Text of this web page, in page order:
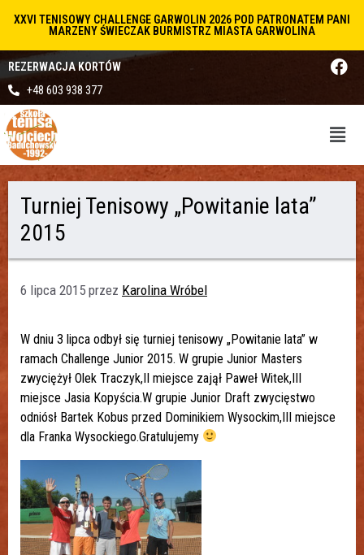
XXVI TENISOWY CHALLENGE GARWOLIN 2026 POD PATRONATEM PANI
MARZENY ŚWIECZAK BURMISTRZ MIASTA GARWOLINA
REZERWACJA KORTÓW
+48 603 938 377
Turniej Tenisowy „Powitanie lata”
2015
6 lipca 2015 przez Karolina Wróbel
W dniu 3 lipca odbył się turniej tenisowy „Powitanie lata” w
ramach Challenge Junior 2015. W grupie Junior Masters
zwyciężył Olek Traczyk,II miejsce zajął Paweł Witek,III
miejsce Jasia Kopyścia.W grupie Junior Draft zwycięstwo
odniósł Bartek Kobus przed Dominikiem Wysockim,III miejsce
dla Franka Wysockiego.Gratulujemy